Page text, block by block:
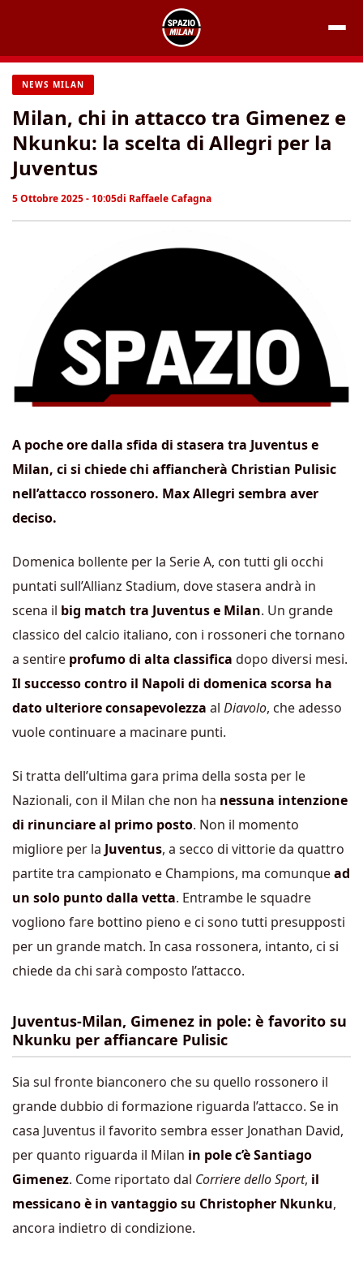
contenuto
NEWS MILAN
Milan, chi in attacco tra Gimenez e
Nkunku: la scelta di Allegri per la
Juventus
5 Ottobre 2025 - 10:05di Raffaele Cafagna
A poche ore dalla sfida di stasera tra Juventus e
Milan, ci si chiede chi affiancherà Christian Pulisic
nell’attacco rossonero. Max Allegri sembra aver
deciso.
Domenica bollente per la Serie A, con tutti gli occhi
puntati sull’Allianz Stadium, dove stasera andrà in
scena il big match tra Juventus e Milan. Un grande
classico del calcio italiano, con i rossoneri che tornano
a sentire profumo di alta classifica dopo diversi mesi.
Il successo contro il Napoli di domenica scorsa ha
dato ulteriore consapevolezza al Diavolo, che adesso
vuole continuare a macinare punti.
Si tratta dell’ultima gara prima della sosta per le
Nazionali, con il Milan che non ha nessuna intenzione
di rinunciare al primo posto. Non il momento
migliore per la Juventus, a secco di vittorie da quattro
partite tra campionato e Champions, ma comunquead
un solo punto dalla vetta. Entrambe le squadre
vogliono fare bottino pieno e ci sono tutti presupposti
per un grande match. In casa rossonera, intanto, ci si
chiede da chi sarà composto l’attacco.
Juventus-Milan, Gimenez in pole: è favorito su
Nkunku per affiancare Pulisic
Sia sul fronte bianconero che su quello rossonero il
grande dubbio di formazione riguarda l’attacco. Se in
casa Juventus il favorito sembra esser Jonathan David,
per quanto riguarda il Milan in pole c’è Santiago
Gimenez. Come riportato dal Corriere dello Sport, il
messicano è in vantaggio su Christopher Nkunku,
ancora indietro di condizione.